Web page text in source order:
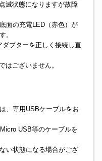
滅状態になりますが故障
面の充電LED（赤色）が
。
プターを正しく接続し直
はございません。
、専用USBケーブルをお
USB等のケーブルを
い状態になる場合がござ